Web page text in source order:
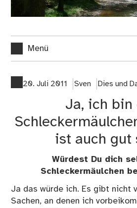
Menü
20. Juli 2011 Sven Dies und
Ja, ich bin
ist auch gut
Würdest Du dich
Schleckermäulchen
Ja das würde ich. Es gibt nicht
Sachen, an denen ich